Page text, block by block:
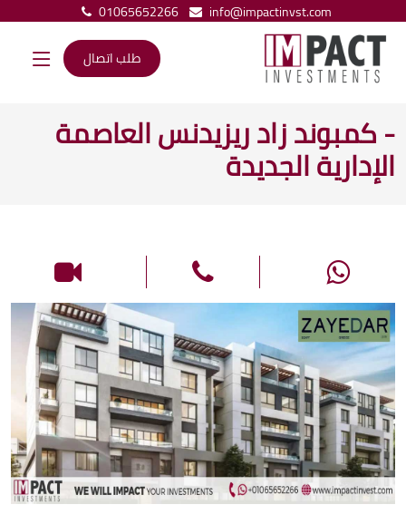
01065652266
info@impactinvst.com
طلب اتصال
- كمبوند زاد ريزيدنس العاصمة
الإدارية الجديدة